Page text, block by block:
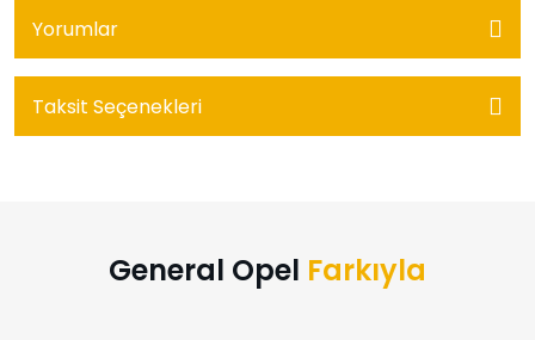
Yorumlar
Taksit Seçenekleri
General Opel Farkıyla